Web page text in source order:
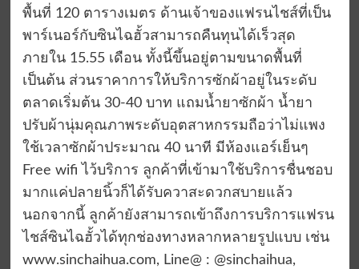
พื้นที่ 120 ตารางเมตร ด้านเจ้าของแฟรนไชส์ที่เป็น
พาร์เนอร์กับซินไฉฮั้วสามารถคืนทุนได้เร็วสุด
ภายใน 15.55 เดือน ทั้งนี้ขึ้นอยู่ตามขนาดพื้นที่
เป็นต้น ส่วนราคาการให้บริการซักผ้าอยู่ในระดับ
ตลาดเริ่มต้น 30-40 บาท แถมน้ำยาซักผ้า น้ำยา
ปรับผ้านุ่มคุณภาพระดับอุตสาหกรรมถือว่าไม่แพง
ใช้เวลาซักผ้าประมาณ 40 นาที มีห้องแอร์เย็นๆ
Free wifi ไว้บริการ ลูกค้าที่เข้ามาใช้บริการชื่นชอบ
มากแค่ปลายนิ้วก็ได้รับควาสะดวกสบายแล้ว
นอกจากนี้ ลูกค้ายังสามารถเข้าถึงการบริการแฟรน
ไชส์ซินไฉฮั้วได้ทุกช่องทางหลากหลายรูปแบบ เช่น
www.sinchaihua.com, Line@ : @sinchaihua,